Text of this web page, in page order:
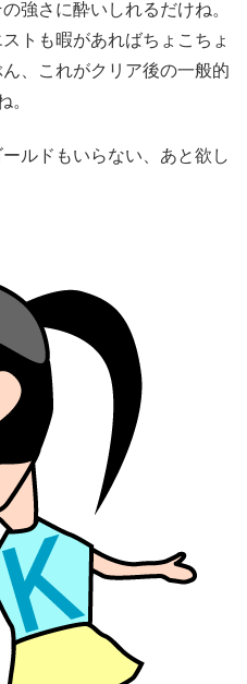
強さに酔いしれるだけね。
トも暇があればちょこちょ
、これがクリア後の一般的
。
ルドもいらない、あと欲し